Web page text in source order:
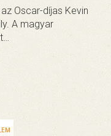
Oscar-díjas Kevin
A magyar